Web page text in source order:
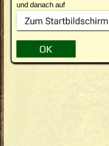
und danach auf